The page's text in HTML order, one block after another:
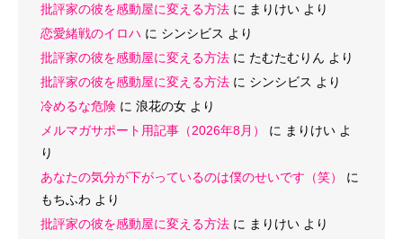
批評家の彼を感動屋に変える方法 に まりけい より
恋愛緒戦のイロハ に シンシビス より
批評家の彼を感動屋に変える方法 に たむたむりん より
批評家の彼を感動屋に変える方法 に シンシビス より
冷めるな危険 に 浪花の女 より
メルマガサポート用記事（2026年8月）
に まりけい よ
り
あなたの気分が下がっているのは僕のせいです（笑）
に
もちふわ より
批評家の彼を感動屋に変える方法 に まりけい より